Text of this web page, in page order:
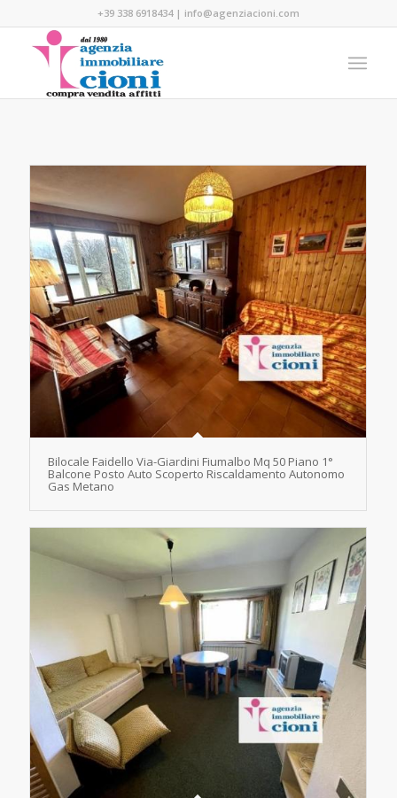
+39 338 6918434| info@agenziacioni.com
Bilocale Faidello Via-Giardini Fiumalbo Mq 50 Piano 1°
Balcone Posto Auto Scoperto Riscaldamento Autonomo
Gas Metano